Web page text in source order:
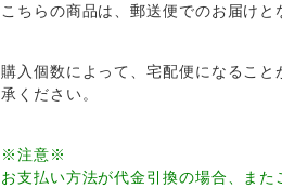
こちらの商品は、郵送便でのお届けと
購入個数によって、宅配便になること
承ください。
※注意※
お支払い方法が代金引換の場合、また